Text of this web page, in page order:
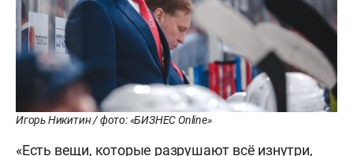
Игорь Никитин / фото: «БИЗНЕС Online»
«Есть вещи, которые разрушают всё изнутри,